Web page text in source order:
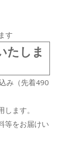
す
たしま
み（先着490
ます。
等をお届けい